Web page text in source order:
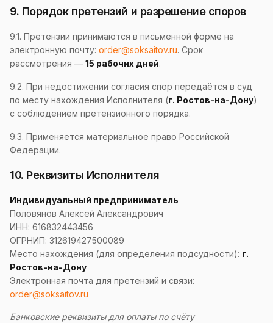
9. Порядок претензий и разрешение споров
9.1. Претензии принимаются в письменной форме на
электронную почту: order@soksaitov.ru. Срок
рассмотрения — 15 рабочих дней.
9.2. При недостижении согласия спор передаётся в суд
по месту нахождения Исполнителя (г. Ростов-на-Дону)
с соблюдением претензионного порядка.
9.3. Применяется материальное право Российской
Федерации.
10. Реквизиты Исполнителя
Индивидуальный предприниматель
Половянов Алексей Александрович
ИНН: 616832443456
ОГРНИП: 312619427500089
Место нахождения (для определения подсудности): г.
Ростов-на-Дону
Электронная почта для претензий и связи:
order@soksaitov.ru
Банковские реквизиты для оплаты по счёту